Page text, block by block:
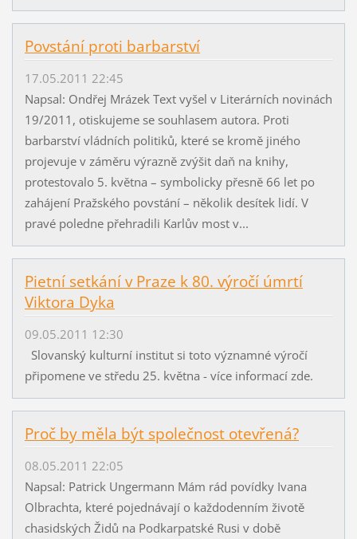
Povstání proti barbarství
17.05.2011 22:45
Napsal: Ondřej Mrázek Text vyšel v Literárních novinách
19/2011, otiskujeme se souhlasem autora. Proti
barbarství vládních politiků, které se kromě jiného
projevuje v záměru výrazně zvýšit daň na knihy,
protestovalo 5. května – symbolicky přesně 66 let po
zahájení Pražského povstání – několik desítek lidí. V
pravé poledne přehradili Karlův most v...
Pietní setkání v Praze k 80. výročí úmrtí
Viktora Dyka
09.05.2011 12:30
Slovanský kulturní institut si toto významné výročí
připomene ve středu 25. května - více informací zde.
Proč by měla být společnost otevřená?
08.05.2011 22:05
Napsal: Patrick Ungermann Mám rád povídky Ivana
Olbrachta, které pojednávají o každodenním životě
chasidských Židů na Podkarpatské Rusi v době